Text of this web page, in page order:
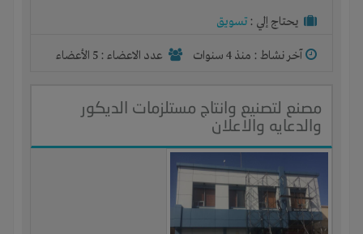
يحتاج إلي : تسويق
آخر نشاط : منذ 4 سنوات عدد الاعضاء : 5 الأعضاء
مصنع لتصنيع وانتاج مستلزمات الديكور
والدعايه والاعلان